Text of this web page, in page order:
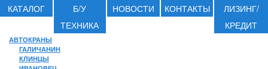
КАТАЛОГ
Б/У
ТЕХНИКА
НОВОСТИ КОНТАКТЫ
ЛИЗИНГ/
КРЕДИТ
АВТОКРАНЫ
ГАЛИЧАНИН
КЛИНЦЫ